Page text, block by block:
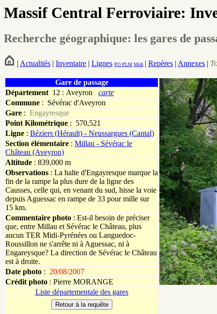
Massif Central Ferroviaire:
Recherche géographique: les gares de
| Actualités | Inventaire | Lignes PO PLM Midi | Repères | Annexes |
Gare de passage
Département 12 : Aveyron carte
Commune : Sévérac d'Aveyron
Gare : Engayresque
Point Kilométrique : 570,521
Ligne : Béziers (Hérault) - Neussargues (Cantal)
Section élémentaire : Millau - Sévérac le
Château (Aveyron)
Altitude : 839,000 m
Observations : La halte d'Engayresque marque la
fin de la rampe la plus dure de la ligne des
Causses, celle qui, en venant du sud, hisse la voie
depuis Aguessac en rampe de 33 pour mille sur
15 km.
Commentaire photo : Est-il besoin de préciser
que, entre Millau et Sévérac le Château, plus
aucun TER Midi-Pyrénées ou Languedoc-
Roussillon ne s'arrête ni à Aguessac, ni à
Engareysque? La direction de Sévérac le Château
est à droite.
Date photo : 20/08/2007
Crédit photo : Pierre MORANGE
Liste départementale des gares